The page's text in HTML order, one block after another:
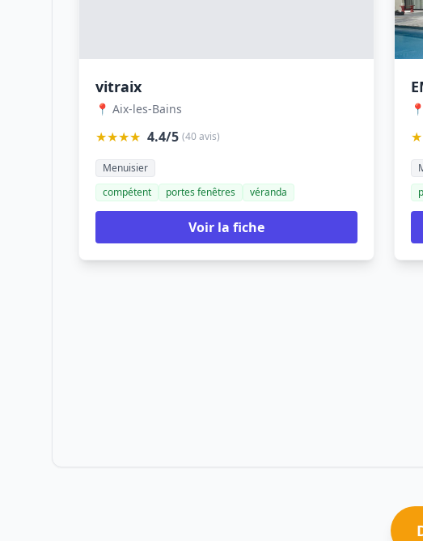
vitraix
📍 Aix-les-Bains
★★★★ 4.4/5 (40 avis)
Menuisier
compétent
portes fenêtres véranda
Voir la fiche